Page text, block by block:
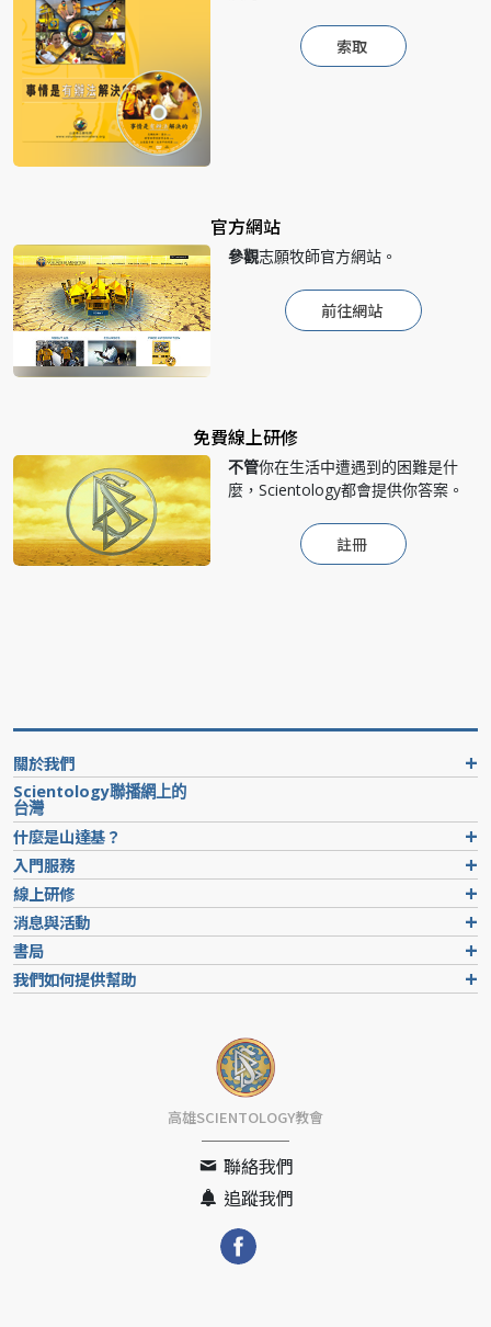
索取
官方網站
參觀志願牧師官方網站。
前往網站
免費線上研修
不管你在生活中遭遇到的困難是什
麼，Scientology都會提供你答案。
註冊
關於我們
Scientology聯播網上的
台灣
什麼是山達基？
入門服務
線上研修
消息與活動
書局
我們如何提供幫助
高雄SCIENTOLOGY教會
聯絡我們
追蹤我們